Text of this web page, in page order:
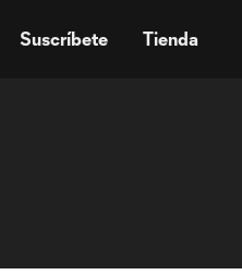
Suscríbete Tienda